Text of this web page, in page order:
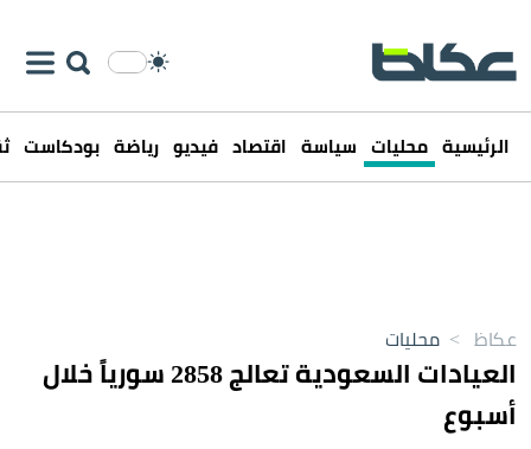
الرئيسية محليات سياسة اقتصاد فيديو رياضة بودكاست
عكاظ > محليات
العيادات السعودية تعالج 2858 سورياً خلال
أسبوع